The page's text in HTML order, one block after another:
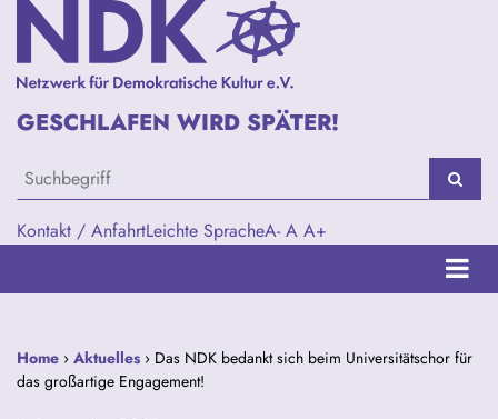
Kontakt / AnfahrtLeichte SpracheA- A A+
GESCHLAFEN WIRD SPÄTER!
Home › Aktuelles › Das NDK bedankt sich beim Universitätschor für
das großartige Engagement!